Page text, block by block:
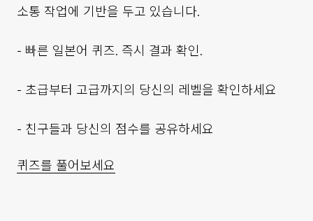
소통 작업에 기반을 두고 있습니다.
- 빠른 일본어 퀴즈. 즉시 결과 확인.
- 초급부터 고급까지의 당신의 레벨을 확인하세요
- 친구들과 당신의 점수를 공유하세요
퀴즈를 풀어보세요